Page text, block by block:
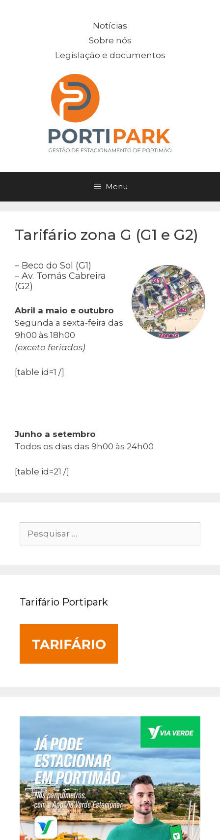
Notícias
Sobre nós
Legislação e documentos
Menu
Tarifário zona G (G1 e G2)
– Beco do Sol (G1)
– Av. Tomás Cabreira
(G2)
Abril a maio e outubro
Segunda a sexta-feira das
9h00 às 18h00
(exceto feriados)
[table id=1 /]
Junho a setembro
Todos os dias das 9h00 às 24h00
[table id=21 /]
por:
Tarifário Portipark